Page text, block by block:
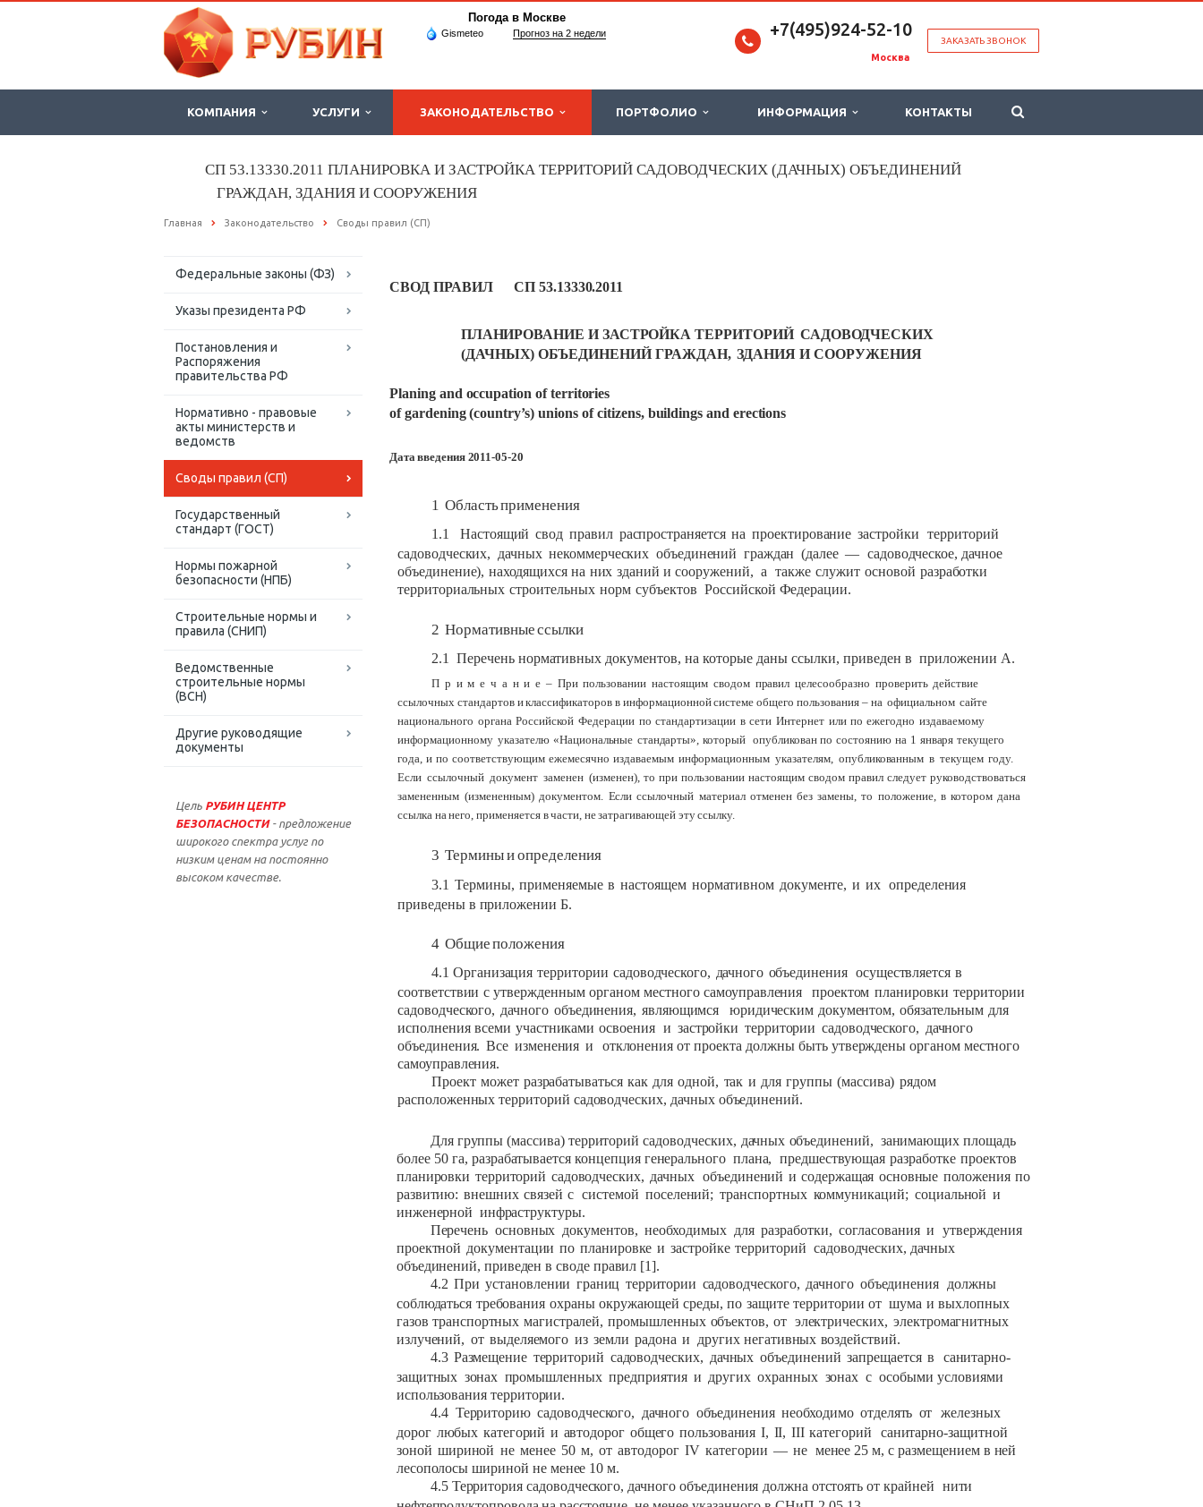
Погода в Москве
Gismeteo Прогноз на 2 недели
ЗАКАЗАТЬ ЗВОНОК
+7(495)924-52-10
Москва
КОМПАНИЯ УСЛУГИ ЗАКОНОДАТЕЛЬСТВО ПОРТФОЛИО ИНФОРМАЦИЯ КОНТАКТЫ
СП 53.13330.2011 ПЛАНИРОВКА И ЗАСТРОЙКА ТЕРРИТОРИЙ САДОВОДЧЕСКИХ (ДАЧНЫХ) ОБЪЕДИНЕНИЙ
ГРАЖДАН, ЗДАНИЯ И СООРУЖЕНИЯ
Главная Законодательство Своды правил (СП)
Федеральные законы (ФЗ)
Указы президента РФ
Постановления и
Распоряжения
правительства РФ
Нормативно - правовые
акты министерств и
ведомств
Своды правил (СП)
Государственный
стандарт (ГОСТ)
Нормы пожарной
безопасности (НПБ)
Строительные нормы и
правила (СНИП)
Ведомственные
строительные нормы
(ВСН)
Другие руководящие
документы
Цель РУБИН ЦЕНТР
БЕЗОПАСНОСТИ - предложение
широкого спектра услуг по
низким ценам на постоянно
высоком качестве.
СВОД ПРАВИЛ СП 53.13330.2011
ПЛАНИРОВАНИЕ И ЗАСТРОЙКА ТЕРРИТОРИЙ САДОВОДЧЕСКИХ
(ДАЧНЫХ) ОБЪЕДИНЕНИЙ ГРАЖДАН, ЗДАНИЯ ИСООРУЖЕНИЯ
Planingand occupation of territories
of gardening (country’s)unions of citizens, buildings and erections
Датавведения 2011-05-20
1 Областьприменения
1.1 Настоящий свод правил распространяется на проектирование застройки территорий
садоводческих, дачных некоммерческих объединений граждан (далее — садоводческое, дачное
объединение), находящихся на них зданий и сооружений, а также служит основой разработки
территориальных строительных норм субъектов Российской Федерации.
2 Нормативныессылки
2.1 Перечень нормативных документов, на которые даны ссылки, приведен в приложении А.
П р и м е ч а н и е – При пользовании настоящим сводом правил целесообразно проверить действие
ссылочных стандартов иклассификаторов в информационнойсистеме общего пользования – на официальном сайте
национального органа Российской Федерации по стандартизации в сети Интернет или по ежегодно издаваемому
информационному указателю «Национальные стандарты», который опубликован по состоянию на 1 января текущего
года, и по соответствующим ежемесячно издаваемым информационным указателям, опубликованным в текущем году.
Если ссылочный документ заменен (изменен), то при пользовании настоящим сводом правил следует руководствоваться
замененным (измененным) документом. Если ссылочный материал отменен без замены, то положение, в котором дана
ссылка на него, применяется вчасти, незатрагивающей этуссылку.
3 Терминыиопределения
3.1 Термины, применяемые в настоящем нормативном документе, и их определения
приведеныв приложении Б.
4 Общиеположения
4.1 Организация территории садоводческого, дачного объединения осуществляется в
соответствии с утвержденным органом местного самоуправления проектом планировки территории
садоводческого, дачного объединения, являющимся юридическим документом, обязательным для
исполнения всеми участниками освоения и застройки территории садоводческого, дачного
объединения. Все изменения и отклонения от проекта должны быть утверждены органом местного
самоуправления.
Проект может разрабатываться как для одной, так и для группы (массива) рядом
расположенных территорий садоводческих, дачных объединений.
Для группы (массива) территорий садоводческих, дачных объединений, занимающих площадь
более 50 га, разрабатывается концепция генерального плана, предшествующая разработке проектов
планировки территорий садоводческих, дачных объединений и содержащая основные положения по
развитию: внешних связей с системой поселений; транспортных коммуникаций; социальной и
инженерной инфраструктуры.
Перечень основных документов, необходимых для разработки, согласования и
утверждения
проектной документации по планировке и застройке территорий садоводческих, дачных
объединений, приведен в своде правил [1].
4.2 При установлении границ территории садоводческого, дачного объединения должны
соблюдаться требования охраны окружающей среды, по защите территории от шума и выхлопных
газов транспортных магистралей, промышленных объектов, от электрических, электромагнитных
излучений, от выделяемого из земли радона и других негативных воздействий.
4.3 Размещение территорий садоводческих, дачных объединений запрещается в
санитарно-
защитных зонах промышленных предприятия и других охранных зонах с особыми условиями
использования территории.
4.4 Территорию садоводческого, дачного объединения необходимо отделять от железных
дорог любых категорий и автодорог общего пользования I, II, III категорий
санитарно-защитной
зоной шириной не менее 50 м, от автодорог IV категории — не менее 25 м, с размещением в ней
лесополосы шириной неменее 10 м.
4.5 Территория садоводческого, дачного объединения должна отстоять открайней нити